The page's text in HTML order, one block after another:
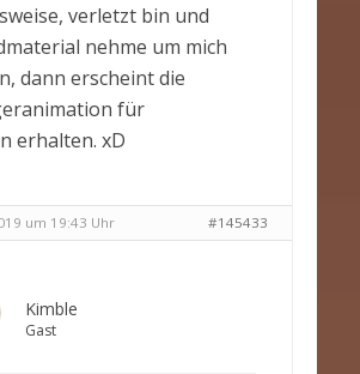
verletzt bin und
nehme um mich
dann erscheint die
für
erhalten. xD
um 19:43 Uhr #145433
Kimble
Gast